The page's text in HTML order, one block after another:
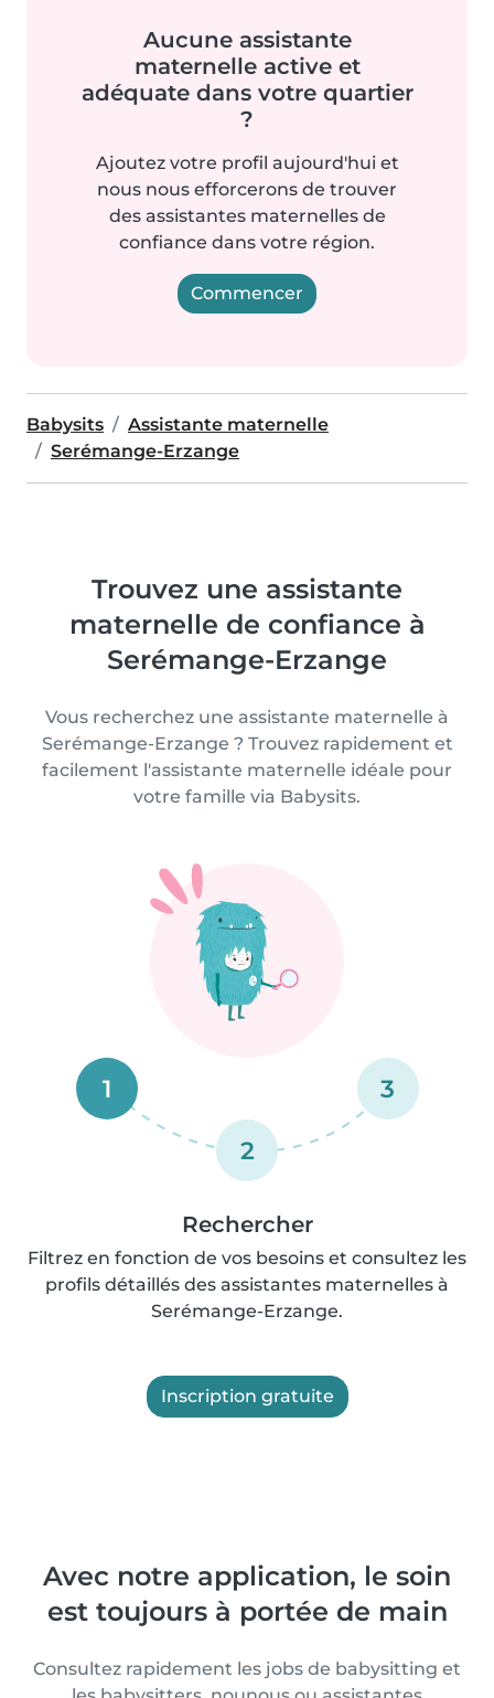
Aucune assistante
maternelle active et
adéquate dans votre quartier
?
Ajoutez votre profil aujourd'hui et
nous nous efforcerons de trouver
des assistantes maternelles de
confiance dans votre région.
Commencer
Babysits
Assistante maternelle
Serémange-Erzange
Trouvez une assistante
maternelle de confiance à
Serémange-Erzange
Vous recherchez une assistante maternelle à
Serémange-Erzange ? Trouvez rapidement et
facilement l'assistante maternelle idéale pour
votre famille via Babysits.
1
2
3
Rechercher
Filtrez en fonction de vos besoins et consultez les
profils détaillés des assistantes maternelles à
Serémange-Erzange.
Inscription gratuite
Avec notre application, le soin
est toujours à portée de main
Consultez rapidement les jobs de babysitting et